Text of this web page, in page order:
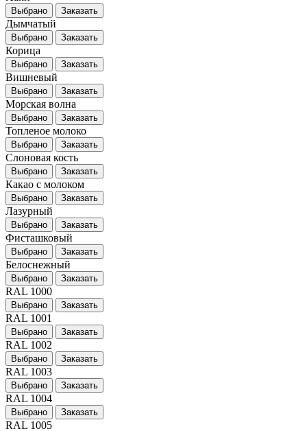
Выбрано Заказать
Дымчатый
Выбрано Заказать
Корица
Выбрано Заказать
Вишневый
Выбрано Заказать
Морская волна
Выбрано Заказать
Топленое молоко
Выбрано Заказать
Слоновая кость
Выбрано Заказать
Какао с молоком
Выбрано Заказать
Лазурный
Выбрано Заказать
Фисташковый
Выбрано Заказать
Белоснежный
Выбрано Заказать
RAL 1000
Выбрано Заказать
RAL 1001
Выбрано Заказать
RAL 1002
Выбрано Заказать
RAL 1003
Выбрано Заказать
RAL 1004
Выбрано Заказать
RAL 1005